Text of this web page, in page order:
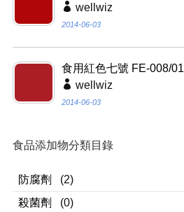
wellwiz
2014-06-03
食用紅色七號 FE-008/01
wellwiz
2014-06-03
食品添加物分類目錄
防腐劑
(2)
殺菌劑
(0)